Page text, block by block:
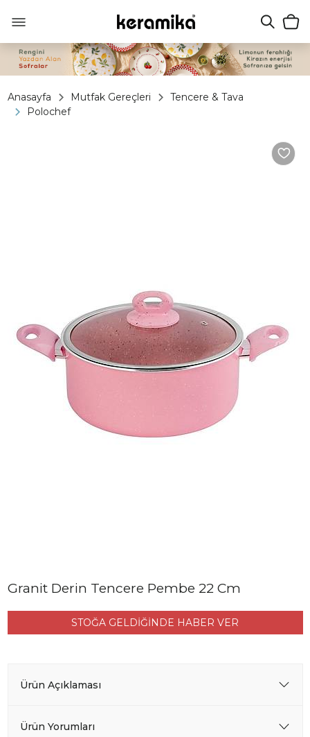
Anasayfa Mutfak Gereçleri
Tencere & Tava
Polochef
Granit Derin Tencere Pembe 22 Cm
STOĞA GELDİĞİNDE HABER VER
Ürün Açıklaması
Ürün Yorumları